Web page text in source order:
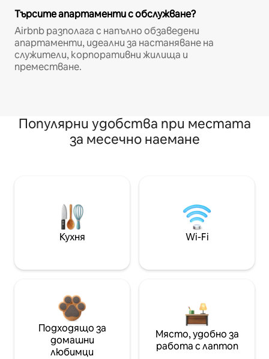
Търсите апартаменти с обслужване?
Airbnb разполага с напълно обзаведени
апартаменти, идеални за настаняване на
служители, корпоративни жилища и
преместване.
Популярни удобства при местата
за месечно наемане
Кухня Wi-Fi
Подходящо за
домашни
любимци
Място, удобно за
работа с лаптоп